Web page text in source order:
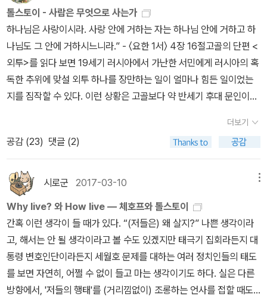
가다 교회 옆에 벌거벗고 있는 한 남자를 발견한다. 자신이 입을 모피
코트 하나 제대로 살 수 없고, 아내와 함께 먹을 빵도 넉넉치 않은 세
묜은 그 남자를 못 본채 지나치려고 했지만, 양심의 가책을 느껴 그를
집으로 데려온다. 그의 아내는 그런 세묜과 남자를 보고 화를 내지만,
결국은 그를 받아들인다.​사실 내가 불행하다고 생각하면서 남을 돕기
란 쉽지 않다. 내가 가진 것을 나눌 수 있는 여유가 없기 때문이다. 그
남을 위해 모든 것을 내놓는 모습을 보게 된다. 없는 사람은 없는 자들
의 마음을 이해한다. 그들의 상황이 어떤 것인지 잘 안다. 아마도 이
구둣방 주인 부부 또한 그러지 않았을까? 나도 가난하고 당장 내일
먹을 것을 걱정해야 하지만 나보다 더 어려운 사람을 보면서 그냥 지
나칠 수 없었던 것. 바로 그들의 마음 속에 '사랑'이 있었기 때문이다.
저 사랑의 이름은 '동정'이기도 하고 '연민'이기도 하고 순수한 '인간
애'일 수도 있다. 이름이야 어떻든 톨스토이는 그것을 '사랑'으로 보았
다.​구둣방 주인에게서 일을 배우고 그들과 함께 살면서 천사 미하일
은 하느님이 낸 문제를 풀어간다. 사람의 마음 속에는 사랑이 있어서
사랑으로 살아간다. 다만 그들에게는 '자신에게 필요한 것'이 무엇인
지를 알아내는 능력은 없다. 그래서 인간은 혼자 살 수 없고 여러 사람
톨스토이 - 사람은 무엇으로 사는가
하나님은 사랑이시라. 사랑 안에 거하는 자는 하나님 안에 거하고 하
나님도 그 안에 거하시느니라.” - 〈요한 1서〉 4장 16절고골의 단편 <
외투>를 읽다 보면 19세기 러시아에서 가난한 서민에게 러시아의 혹
독한 추위에 맞설 외투 하나를 장만하는 일이 얼마나 힘든 일이었는
지를 짐작할 수 있다. 이런 상황은 고골보다 약 반세기 후대 문인이었
게는 헤진 낡은 외투 조차 둘이서 하나를 공유할 수 밖에 없는 옷이다.
모든 생활비가 먹는 데 다 들어간다면 어떻게 외투를 장만할 수 있겠
는가. 요즘도 값비싼 브랜드의 최고급 재질 거위털 패딩이나 캐시미
어 코트 같은 것들은 서민적 월급으로는 쉽게 구입할 수 없는 것도 사
실이지만, 저렴하고 따뜻한 대안도 시장에 얼마든지 있다. 그런데 둘
이 같이 번갈아 입던 코트 마저 더는 입을 수가 없게 될만큼 다 헤어져
버렸다. 벼르고 별러 2년을 모으고 또 모아 부인은 드디어 2 루블이
라는 약간의 돈을 모았고 외상으로 받을 돈을 3루블을 받아 합치면
외투를 만들 수 있는 가죽을 구입할 수 있게 되어 남편에게 외상값 3
루불을 받아 코트 만들 가죽을 사 오라고 내보낸다. 추운 겨울 구두공
세몬은 아내의 낡은 외투 속에는 아내의 누비옷을 끼어 입고 외상값
더보기
공감 (23) 댓글 (2)
시로군 2017-03-10
Why live? 와 How live — 체호프와 톨스토이
간혹 이런 생각이 들 때가 있다. “(저들은) 왜 살지?” 나쁜 생각이라
고, 해서는 안 될 생각이라고 볼 수도 있겠지만 태극기 집회라든지 대
통령 변호인단이라든지 세월호 문제를 대하는 여러 정치인들의 태도
를 보면 자연히, 어쩔 수 없이 들고 마는 생각이기도 하다. 실은 다른
방향에서, '저들의 행태'를 (거리낌없이) 조롱하는 언사를 접할 때도